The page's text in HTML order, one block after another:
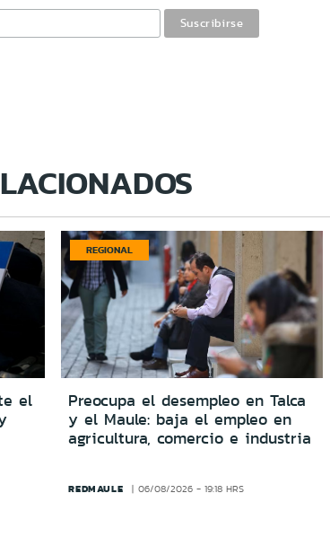
el
REGIONAL
Preocupa el desempleo en Talca
y el Maule: baja el empleo en
agricultura, comercio e industria
REDMAULE 06/08/2026 - 19:18 HRS